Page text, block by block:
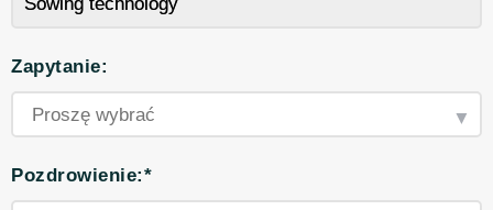
Zapytanie:
Pozdrowienie:*